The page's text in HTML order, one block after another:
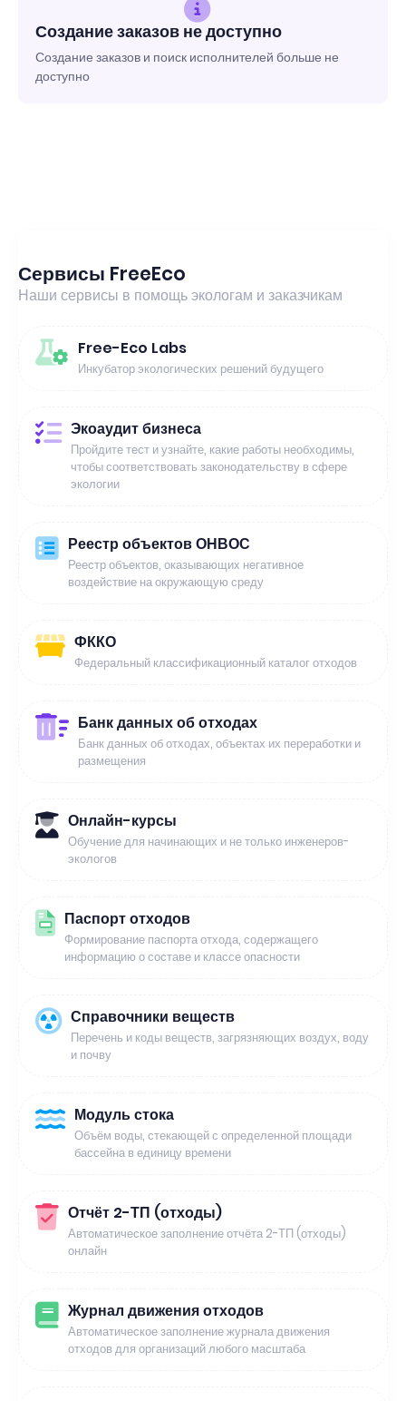
Создание заказов не доступно
Создание заказов и поиск исполнителей больше не
доступно
Сервисы FreeEco
Наши сервисы в помощь экологам и заказчикам
Free-Eco Labs
Инкубатор экологических решений будущего
Экоаудит бизнеса
Пройдите тест и узнайте, какие работы необходимы,
чтобы соответствовать законодательству в сфере
экологии
Реестр объектов ОНВОС
Реестр объектов, оказывающих негативное
воздействие на окружающую среду
ФККО
Федеральный классификационный каталог отходов
Банк данных об отходах
Банк данных об отходах, объектах их переработки и
размещения
Онлайн-курсы
Обучение для начинающих и не только инженеров-
экологов
Паспорт отходов
Формирование паспорта отхода, содержащего
информацию о составе и классе опасности
Справочники веществ
Перечень и коды веществ, загрязняющих воздух, воду
и почву
Модуль стока
Объём воды, стекающей с определенной площади
бассейна в единицу времени
Отчёт 2-ТП (отходы)
Автоматическое заполнение отчёта 2-ТП (отходы)
онлайн
Журнал движения отходов
Автоматическое заполнение журнала движения
отходов для организаций любого масштаба